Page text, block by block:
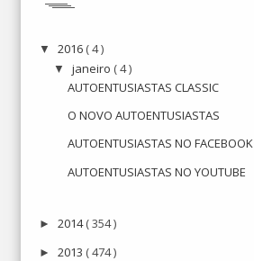
▼ 2016 ( 4 )
▼ janeiro ( 4 )
AUTOENTUSIASTAS CLASSIC
O NOVO AUTOENTUSIASTAS
AUTOENTUSIASTAS NO FACEBOOK
AUTOENTUSIASTAS NO YOUTUBE
► 2014( 354 )
► 2013 ( 474 )